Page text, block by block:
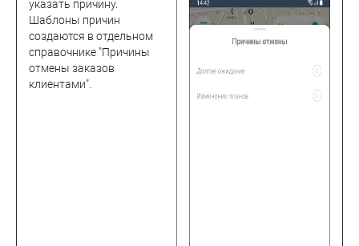
указать причину.
Шаблоны причин
создаются в отдельном
справочнике "Причины
отмены заказов
клиентами".